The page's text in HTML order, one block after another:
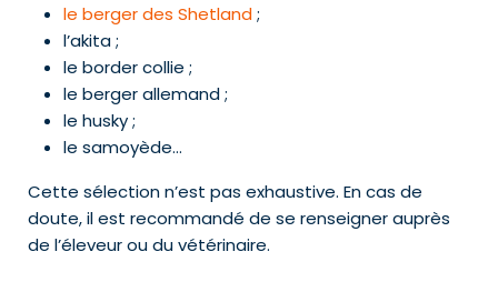
le berger des Shetland;
l’akita ;
le border collie ;
le berger allemand ;
le husky ;
le samoyède…
Cette sélection n’est pas exhaustive. En cas de
doute, il est recommandé de se renseigner auprès
de l’éleveur ou du vétérinaire.